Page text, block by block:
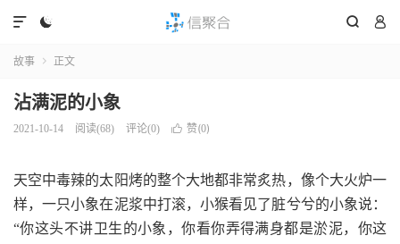
  

故事  正文
沾满泥的小象
2021-10-14 阅读(68) 评论(0)  赞(0)
天空中毒辣的太阳烤的整个大地都非常炙热，像个大火炉一
样，一只小象在泥浆中打滚，小猴看见了脏兮兮的小象说：
“你这头不讲卫生的小象，你看你弄得满身都是淤泥，你这